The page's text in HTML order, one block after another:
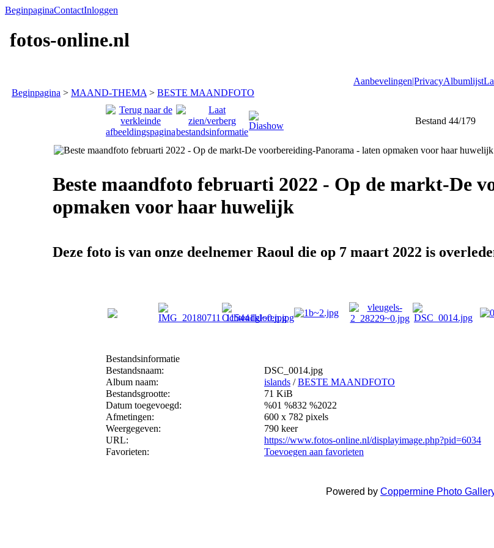
BeginpaginaContactInloggen
fotos-online.nl
Aanbevelingen|PrivacyAlbumlijst
Beginpagina > MAAND-THEMA > BESTE MAANDFOTO
Bestand 44/179
Beste maandfoto februarti 2022 - Op de markt-De
opmaken voor haar huwelijk
Deze foto is van onze deelnemer Raoul die op 7 maart 2022 is
Bestandsinformatie
Bestandsnaam:
DSC_0014.jpg
Album naam:
islands /BESTE MAANDFOTO
Bestandsgrootte:
71 KiB
Datum toegevoegd:
%01 %832 %2022
Afmetingen:
600 x 782 pixels
Weergegeven:
790 keer
URL:
https://www.fotos-online.nl/displayimage.php?pid=6034
Favorieten:
Toevoegen aan favorieten
Powered by Coppermine Photo